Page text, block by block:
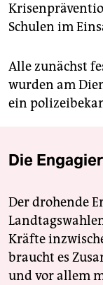
Schulen im
Alle zunächst
wurden am
ein
Die
Der drohende
Kräfte
braucht es
und vor allem